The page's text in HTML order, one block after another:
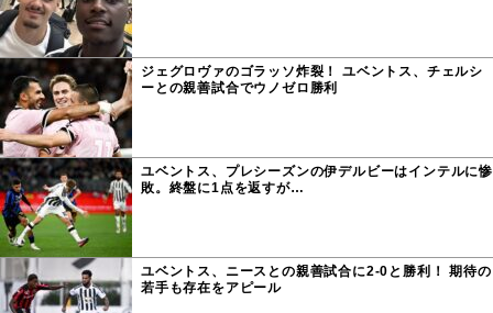
ジェグロヴァのゴラッソ炸裂！ ユベントス、チェルシ
ーとの親善試合でウノゼロ勝利
ユベントス、プレシーズンの伊デルビーはインテルに惨
敗。終盤に1点を返すが…
ユベントス、ニースとの親善試合に2-0と勝利！ 期待の
若手も存在をアピール